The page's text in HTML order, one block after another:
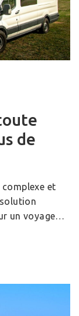
de
et
un voyage…